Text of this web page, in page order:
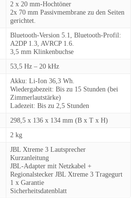
2 x 20 mm-Hochtöner
2x 70 mm Passivmembrane zu den Seiten
gerichtet.
Bluetooth-Version 5.1, Bluetooth-Profil:
A2DP 1.3, AVRCP 1.6.
3,5 mm Klinkenbuchse
53,5 Hz – 20 kHz
Akku: Li-Ion 36,3 Wh.
Wiedergabezeit: Bis zu 15 Stunden (bei
Zimmerlautstärke)
Ladezeit: Bis zu 2,5 Stunden
298,5 x 136 x 134 mm (B x T x H)
2 kg
JBL Xtreme 3 Lautsprecher
Kurzanleitung
JBL-Adapter mit Netzkabel +
Regionalstecker JBL Xtreme 3 Tragegurt
1 x Garantie
Sicherheitsdatenblatt